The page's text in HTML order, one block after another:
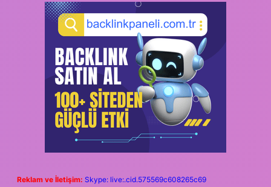
Reklam ve İletişim: Skype: live:.cid.575569c608265c69